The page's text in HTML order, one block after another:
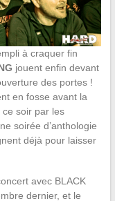
à craquer fin
jouent enfin devant
des portes !
en fosse avant la
ce soir par les
soirée d’anthologie
déjà pour laisser
avec BLACK
dernier, et le